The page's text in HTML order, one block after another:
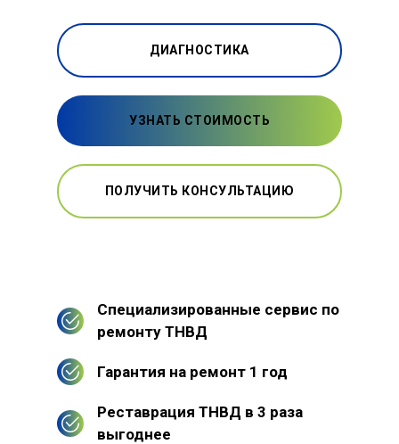
ДИАГНОСТИКА
УЗНАТЬ СТОИМОСТЬ
ПОЛУЧИТЬ КОНСУЛЬТАЦИЮ
Специализированные сервис по
ремонту ТНВД
Гарантия на ремонт 1 год
Реставрация ТНВД в 3 раза
выгоднее